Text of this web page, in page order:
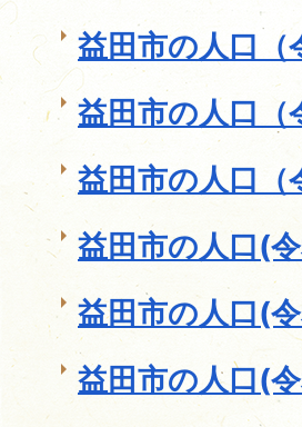
益田市の人口
益田市の人口（
益田市の人口
益田市の人口(
益田市の人口(
益田市の人口(